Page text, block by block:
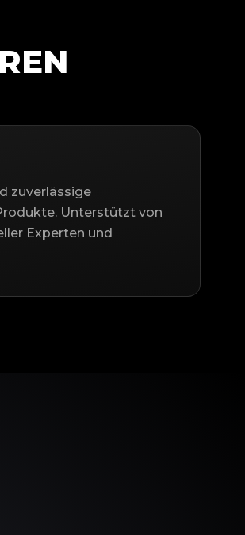
zuverlässige
Unterstützt von
Experten und